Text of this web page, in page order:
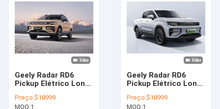
Geely Radar RD6
Pickup Elétrico Long
Veículos de Nova
Preço:$18999
MOQ:1
Geely Radar RD6
Pickup Elétrico Long
Veículos de Nova
Preço:$18999
MOQ:1